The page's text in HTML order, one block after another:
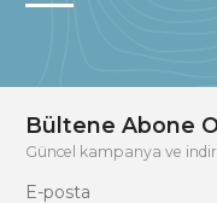
Bültene Abone
Güncel kampanya ve